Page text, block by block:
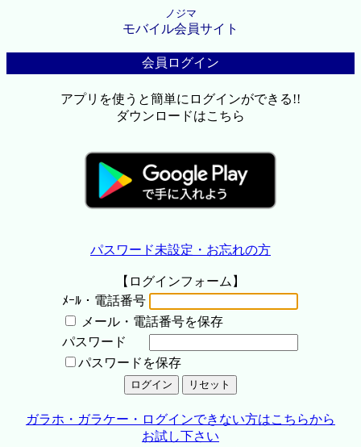
ノジマ
モバイル会員サイト
会員ログイン
アプリを使うと簡単にログインができる!!
ダウンロードはこちら
パスワード未設定・お忘れの方
【ログインフォーム】
ﾒｰﾙ・電話番号
メール・電話番号を保存
パスワード
パスワードを保存
ガラホ・ガラケー・ログインできない方はこちらから
お試し下さい